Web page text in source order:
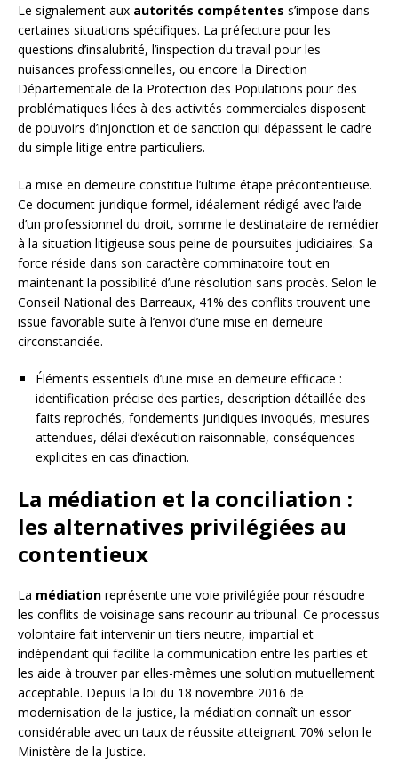
Le signalement aux autorités compétentes s’impose dans
certaines situations spécifiques. La préfecture pour les
questions d’insalubrité, l’inspection du travail pour les
nuisances professionnelles, ou encore la Direction
Départementale de la Protection des Populations pour des
problématiques liées à des activités commerciales disposent
de pouvoirs d’injonction et de sanction qui dépassent le cadre
du simple litige entre particuliers.
La mise en demeure constitue l’ultime étape précontentieuse.
Ce document juridique formel, idéalement rédigé avec l’aide
d’un professionnel du droit, somme le destinataire de remédier
à la situation litigieuse sous peine de poursuites judiciaires. Sa
force réside dans son caractère comminatoire tout en
maintenant la possibilité d’une résolution sans procès. Selon le
Conseil National des Barreaux, 41% des conflits trouvent une
issue favorable suite à l’envoi d’une mise en demeure
circonstanciée.
Éléments essentiels d’une mise en demeure efficace :
identification précise des parties, description détaillée des
faits reprochés, fondements juridiques invoqués, mesures
attendues, délai d’exécution raisonnable, conséquences
explicites en cas d’inaction.
La médiation et la conciliation :
les alternatives privilégiées au
contentieux
La médiation représente une voie privilégiée pour résoudre
les conflits de voisinage sans recourir au tribunal. Ce processus
volontaire fait intervenir un tiers neutre, impartial et
indépendant qui facilite la communication entre les parties et
les aide à trouver par elles-mêmes une solution mutuellement
acceptable. Depuis la loi du 18 novembre 2016 de
modernisation de la justice, la médiation connaît un essor
considérable avec un taux de réussite atteignant 70% selon le
Ministère de la Justice.